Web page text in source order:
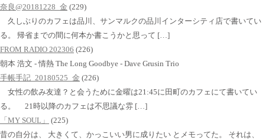
奈良@20181228_金 (229)
久しぶりのカフェは品川、サンマルクの品川インターシティ店で書いてい
る。 帰省までの間に何本か書こうかと思って […]
FROM RADIO 202306 (226)
朝本 浩文 - 情熱 The Long Goodbye - Dave Grusin Trio
手帳手記_20180525_金 (226)
女性の飲み友達？と会うために金曜は21:45に田町のカフェにて書いてい
る。 21時以降のカフェは不思議な雰 […]
「MY SOUL」
(225)
昔の自分は、 大きくて、かっこいい男に成りたい とメモってた。 それは、